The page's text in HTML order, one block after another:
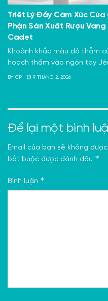
Triết Lý Đầy Cảm Xúc
Phận Sản Xuất Rượu
Cadet
Khoảnh khắc màu đỏ thẫm
hoạch thấm vào ngón tay
BY CP 9 THÁNG 2, 2026
Để lại một bình
Email của bạn sẽ không
bắt buộc được đánh dấu *
Bình luận *